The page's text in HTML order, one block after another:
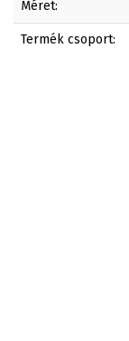
Méret:
Termék csoport: